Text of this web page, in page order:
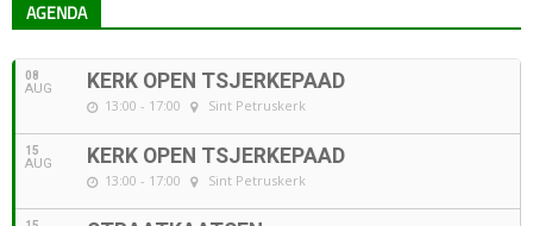
AGENDA
08
AUG KERK OPEN TSJERKEPAAD
13:00 - 17:00 Sint Petruskerk
15
AUG KERK OPEN TSJERKEPAAD
13:00 - 17:00 Sint Petruskerk